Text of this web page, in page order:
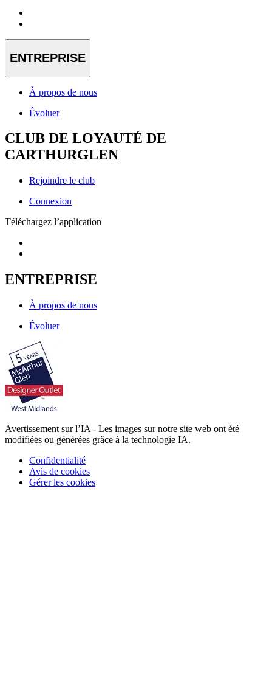
ENTREPRISE
À propos de nous
Évoluer
CLUB DE LOYAUTÉ DE
CARTHURGLEN
Rejoindre le club
Connexion
Téléchargez l’application
ENTREPRISE
À propos de nous
Évoluer
Avertissement sur l’IA - Les images sur notre site web ont été
modifiées ou générées grâce à la technologie IA.
Confidentialité
Avis de cookies
Gérer les cookies